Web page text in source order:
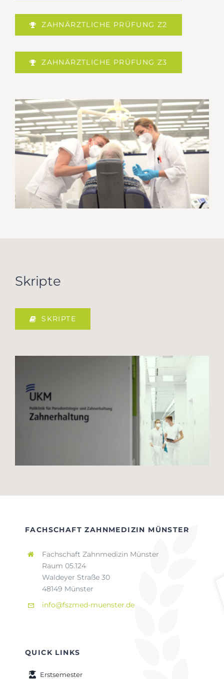
ZAHNÄRZTLICHE PRÜFUNG Z2
ZAHNÄRZTLICHE PRÜFUNG Z3
Skripte
SKRIPTE
FACHSCHAFT ZAHNMEDIZIN MÜNSTER
Fachschaft Zahnmedizin Münster
Raum 05.124
Waldeyer Straße 30
48149 Münster
info@fszmed-muenster.de
QUICK LINKS
Erstsemester